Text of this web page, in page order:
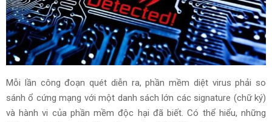
Mỗi lần công đoạn quét diễn ra, phần mềm diệt virus phải so
sánh ổ cứng mạng với một danh sách lớn các signature (chữ ký)
và hành vi của phần mềm độc hại đã biết. Có thể hiểu, những